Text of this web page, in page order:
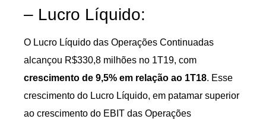
– Lucro Líquido:
O Lucro Líquido das Operações Continuadas
alcançou R$330,8 milhões no 1T19, com
crescimento de 9,5% em relação ao 1T18. Esse
crescimento do Lucro Líquido, em patamar superior
ao crescimento do EBIT das Operações